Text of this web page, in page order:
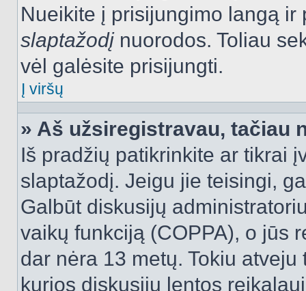
Nueikite į prisijungimo langą
slaptažodįnuorodos. Toliau
vėl galėsite prisijungti.
Į viršų
» Aš užsiregistravau, tačiau
Iš pradžių patikrinkite ar tikrai
slaptažodį. Jeigu jie teisingi,
Galbūt diskusijų
vaikų funkciją (COPPA), o jūs
dar nėra 13 metų. Tokiu
kurios diskusijų lentos